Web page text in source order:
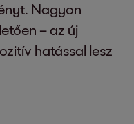
Nagyon
– az új
hatással lesz